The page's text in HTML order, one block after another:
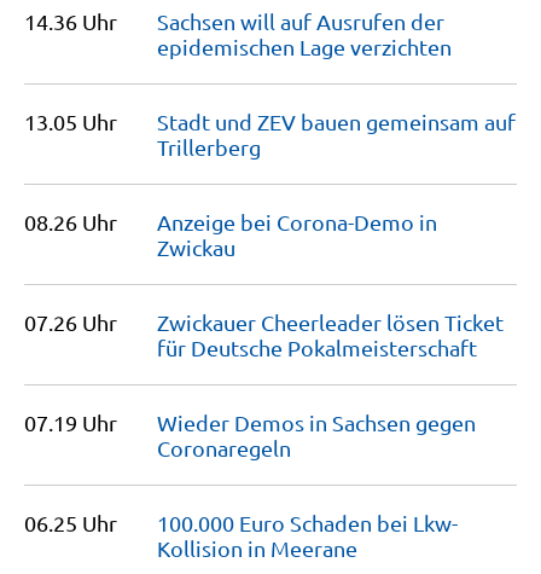
14.36 Uhr
Sachsen will auf Ausrufen der
epidemischen Lage verzichten
13.05 Uhr
Stadt und ZEV bauen gemeinsam auf
Trillerberg
08.26 Uhr
Anzeige bei Corona-Demo in
Zwickau
07.26 Uhr
Zwickauer Cheerleader lösen Ticket
für Deutsche Pokalmeisterschaft
07.19 Uhr
Wieder Demos in Sachsen gegen
Coronaregeln
06.25 Uhr
100.000 Euro Schaden bei Lkw-
Kollision in Meerane